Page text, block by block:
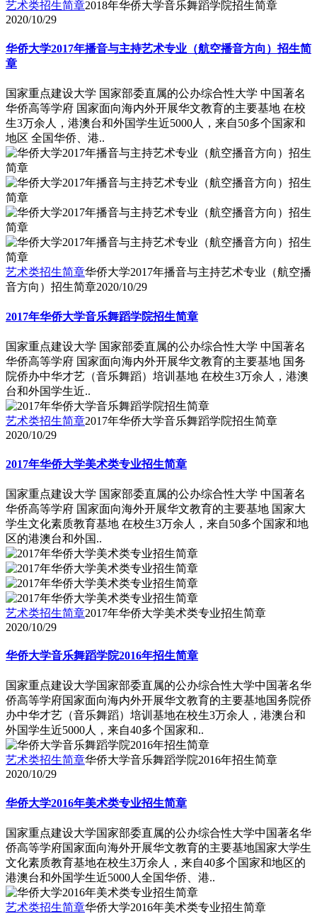
艺术类招生简章2018年华侨大学音乐舞蹈学院招生简章
2020/10/29
华侨大学2017年播音与主持艺术专业（航空播音方向）招生简
章
国家重点建设大学 国家部委直属的公办综合性大学 中国著名
华侨高等学府 国家面向海内外开展华文教育的主要基地 在校
生3万余人，港澳台和外国学生近5000人，来自50多个国家和
地区 全国华侨、港..
艺术类招生简章华侨大学2017年播音与主持艺术专业（航空播
音方向）招生简章2020/10/29
2017年华侨大学音乐舞蹈学院招生简章
国家重点建设大学 国家部委直属的公办综合性大学 中国著名
华侨高等学府 国家面向海内外开展华文教育的主要基地 国务
院侨办中华才艺（音乐舞蹈）培训基地 在校生3万余人，港澳
台和外国学生近..
艺术类招生简章2017年华侨大学音乐舞蹈学院招生简章
2020/10/29
2017年华侨大学美术类专业招生简章
国家重点建设大学 国家部委直属的公办综合性大学 中国著名
华侨高等学府 国家面向海外开展华文教育的主要基地 国家大
学生文化素质教育基地 在校生3万余人，来自50多个国家和地
区的港澳台和外国..
艺术类招生简章2017年华侨大学美术类专业招生简章
2020/10/29
华侨大学音乐舞蹈学院2016年招生简章
国家重点建设大学国家部委直属的公办综合性大学中国著名华
侨高等学府国家面向海内外开展华文教育的主要基地国务院侨
办中华才艺（音乐舞蹈）培训基地在校生3万余人，港澳台和
外国学生近5000人，来自40多个国家和..
艺术类招生简章华侨大学音乐舞蹈学院2016年招生简章
2020/10/29
华侨大学2016年美术类专业招生简章
国家重点建设大学国家部委直属的公办综合性大学中国著名华
侨高等学府国家面向海外开展华文教育的主要基地国家大学生
文化素质教育基地在校生3万余人，来自40多个国家和地区的
港澳台和外国学生近5000人全国华侨、港..
艺术类招生简章华侨大学2016年美术类专业招生简章